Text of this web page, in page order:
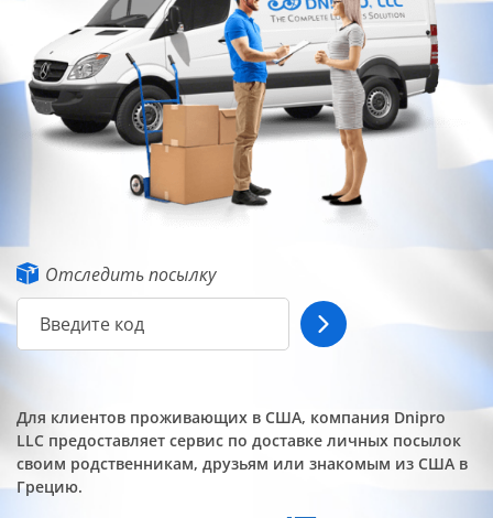
Отследить посылку
Для клиентов проживающих в США, компания Dnipro
LLC предоставляет сервис по доставке личных посылок
своим родственникам, друзьям или знакомым из США в
Грецию.